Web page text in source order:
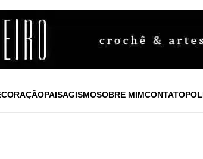
PAISAGISMOSOBRE MIMCONTATO